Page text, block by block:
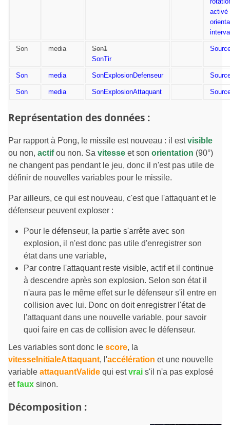
activé
Son media
Son1
SonTir
Son media SonExplosionDefenseur
Son media SonExplosionAttaquant
Représentation des données :
Par rapport à Pong, le missile est nouveau : il estvisible
ou non, actifou non. Sa vitesse et son orientation (90°)
ne changent pas pendant le jeu, donc il n'est pas utile de
définir de nouvelles variables pour le missile.
Par ailleurs, ce qui est nouveau, c'est que l'attaquant et le
défenseur peuvent exploser :
Pour le défenseur, la partie s'arrête avec son
explosion, il n'est donc pas utile d'enregistrer son
état dans une variable,
Par contre l'attaquant reste visible, actif et il continue
à descendre après son explosion. Selon son état il
n'aura pas le même effet sur le défenseur s'il entre en
collision avec lui. Donc on doit enregistrer l'état de
l'attaquant dans une nouvelle variable, pour savoir
quoi faire en cas de collision avec le défenseur.
Les variables sont donc le score, la
vitesseInitialeAttaquant, l'accélération et une nouvelle
variable attaquantValide qui estvrai s'il n'a pas explosé
etfaux sinon.
Décomposition :